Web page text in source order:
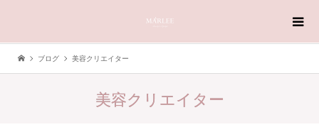
ブログ 美容クリエイター
美容クリエイター